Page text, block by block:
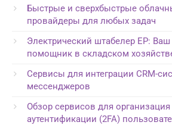
Быстрые и сверхбыстрые
провайдеры для любых задач
Электрический штабелер EP:
помощник в складском
Сервисы для интеграции CRM-
мессенджеров
Обзор сервисов для
аутентификации (2FA)